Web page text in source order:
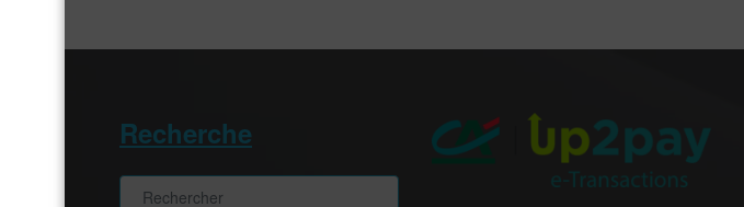
Recherche